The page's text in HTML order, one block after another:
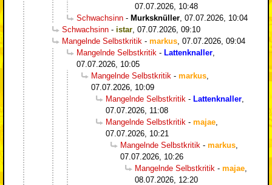
07.07.2026, 10:48
Schwachsinn - Murksknüller 07.07.2026, 10:04
Schwachsinn - istar 07.07.2026, 09:10
Mangelnde Selbstkritik - markus 07.07.2026, 09:04
Mangelnde Selbstkritik - Lattenknaller
07.07.2026, 10:05
Mangelnde Selbstkritik - markus
07.07.2026, 10:09
Mangelnde Selbstkritik - Lattenknaller
07.07.2026, 11:08
Mangelnde Selbstkritik - majae
07.07.2026, 10:21
Mangelnde Selbstkritik - markus
07.07.2026, 10:26
Mangelnde Selbstkritik - majae
08.07.2026, 12:20